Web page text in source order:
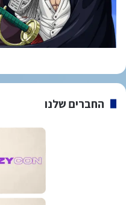
החברים שלנו